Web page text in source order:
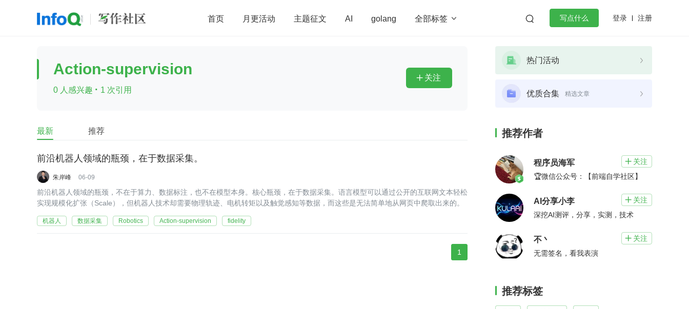
首页 月更活动 主题征文 AI golang 全部标签   写点什么 登录 注册
前端 AI 大数据 团队管理 redis
查看更多
Action-supervision
0 人感兴趣 · 1 次引用
 关注
最新 推荐
前沿机器人领域的瓶颈，在于数据采集。
朱岸峰 06-09
前沿机器人领域的瓶颈，不在于算力、数据标注，也不在模型本身。核心瓶颈，在于数据采集。语言模型可以通过公开的互联网文本轻松
实现规模化扩张（Scale），但机器人技术却需要物理轨迹、电机转矩以及触觉感知等数据，而这些是无法简单地从网页中爬取出来的。
机器人 数据采集 Robotics Action-supervision fidelity
1
热门活动
优质合集 精选文章
推荐作者
程序员海军  关注
🏆微信公众号：【前端自学社区】
AI分享小李  关注
深挖AI测评，分享，实测，技术
不丶  关注
无需签名，看我表演
推荐标签